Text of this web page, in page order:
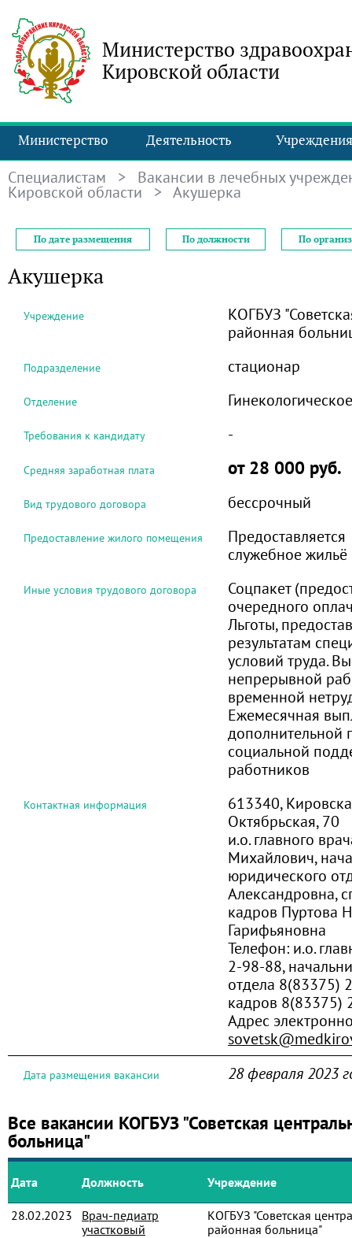
Министерство
Кировской области
Министерство Деятельность Учреждения
Специалистам > Вакансии в лечебных
Кировской области > Акушерка
По дате размещения По должности По
Акушерка
Учреждение
КОГБУЗ
районная
Подразделение стационар
Отделение
Требования к кандидату -
Средняя заработная плата от 28 000 руб.
Вид трудового договора бессрочный
Предоставление жилого помещения
Предоставляется
служебное жильё
Иные условия трудового договора
Соцпакет
очередного
Льготы,
результатам
условий труда.
непрерывной
временной
Ежемесячная
дополнительной
социальной
работников
Контактная информация
613340,
Октябрьская, 70
и.о. главного
Михайлович,
юридического
Александровна,
кадров Пуртова
Гарифьяновна
Телефон: и.о.
2-98-88,
отдела 8(83375)
кадров 8(83375)
Адрес
Дата размещения вакансии 28 февраля 2023
Все вакансии КОГБУЗ "Советская
больница"
Дата Должность Учреждение
28.02.2023
Врач-педиатр
участковый
КОГБУЗ "Советская
районная больница"